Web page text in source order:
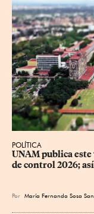
POLÍTICA
UNAM publica
de control 2026;
Por María Fernanda Sosa